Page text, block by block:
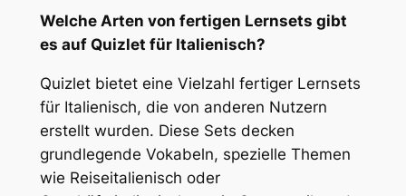
Welche Arten von fertigen Lernsets gibt
es auf Quizlet für Italienisch?
Quizlet bietet eine Vielzahl fertiger Lernsets
für Italienisch, die von anderen Nutzern
erstellt wurden. Diese Sets decken
grundlegende Vokabeln, spezielle Themen
wie Reiseitalienisch oder